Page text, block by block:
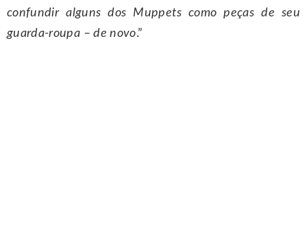
confundir alguns dos Muppets como peças de seu
guarda-roupa – de novo.”